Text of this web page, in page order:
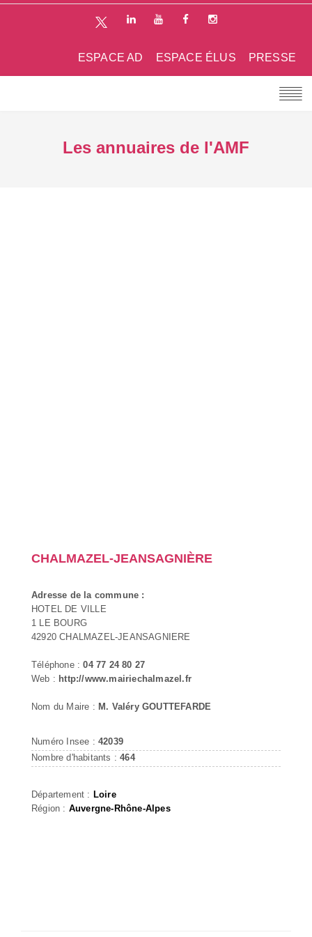
PRESSE
ESPACE ÉLUS
ESPACE AD
Les annuaires de l'AMF
CHALMAZEL-JEANSAGNIÈRE
Adresse de la commune :
HOTEL DE VILLE
1 LE BOURG
42920 CHALMAZEL-JEANSAGNIERE
Téléphone :04 77 24 80 27
Web : http://www.mairiechalmazel.fr
Nom du Maire : M. Valéry GOUTTEFARDE
Numéro Insee : 42039
Nombre d'habitants :464
Département : Loire
Région : Auvergne-Rhône-Alpes